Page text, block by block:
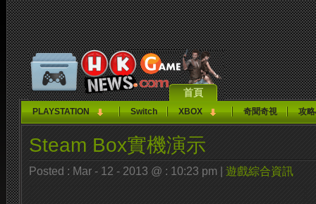
首頁
PLAYSTATION Switch XBOX 奇聞奇視 攻
Steam Box實機演示
Posted : Mar - 12 - 2013 @ : 10:23 pm | 遊戲綜合資訊